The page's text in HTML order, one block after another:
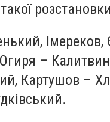
Імереков,
–
Картушов –